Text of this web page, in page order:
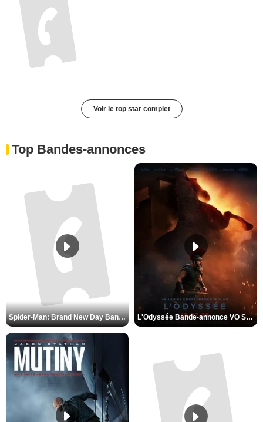
Voir le top star complet
Top Bandes-annonces
Spider-Man: Brand New Day Bande-annonce VO STFR L'Odyssée Bande-annonce VO STFR